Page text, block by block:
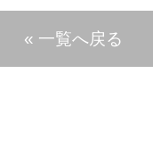
« 一覧へ戻る